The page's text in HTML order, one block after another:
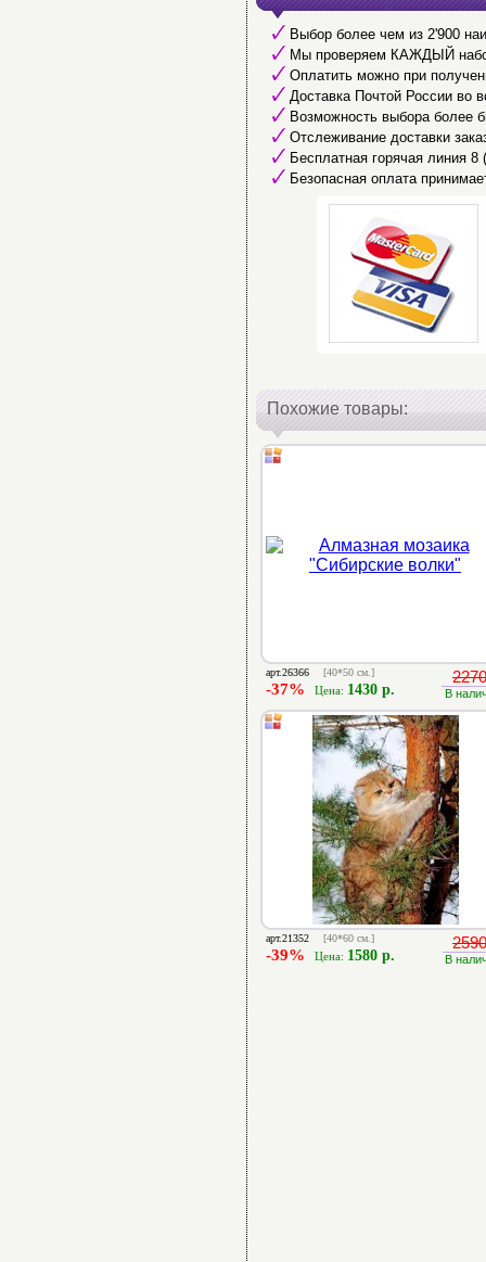
Выбор более чем из 2'900
Мы проверяем КАЖДЫЙ набор
Оплатить можно при
Доставка Почтой России во
Возможность выбора более
Отслеживание доставки
Бесплатная горячая линия
Безопасная оплата
Похожие товары:
арт.26366 [40*50 см.]
-37% Цена: 1430 р. В
арт.21352 [40*60 см.]
-39% Цена: 1580 р. В